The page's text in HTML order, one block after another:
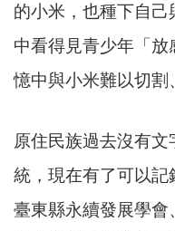
的小米，也種下自
中看得見青少年「
憶中與小米難以切割
原住民族過去沒有
統，現在有了可以記
臺東縣永續發展學